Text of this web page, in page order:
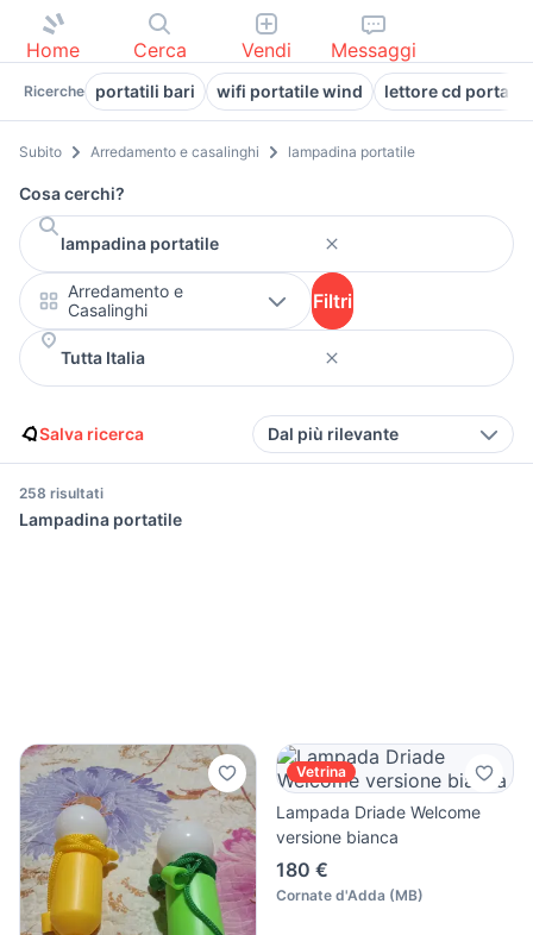
Home Cerca Vendi Messaggi
Ricerche portatili bari wifi portatile wind lettore cd portatile
Subito Arredamento e casalinghi lampadina portatile
Cosa cerchi?
Arredamento e
Casalinghi
Filtri
Salva ricerca Dal più rilevante
258 risultati
Lampadina portatile
Vetrina
Lampada Driade Welcome
versione bianca
180 €
Cornate d'Adda (MB)